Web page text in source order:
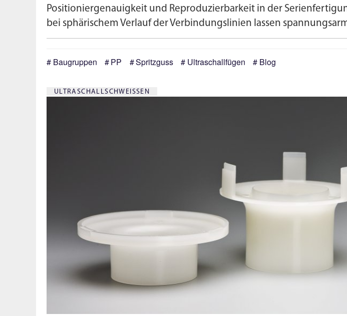
Positioniergenauigkeit und Reproduzierbarkeit in der
bei sphärischem Verlauf der Verbindungslinien lassen
Baugruppen PP Spritzguss Ultraschallfügen Blog
ULTRASCHALLSCHWEISSEN